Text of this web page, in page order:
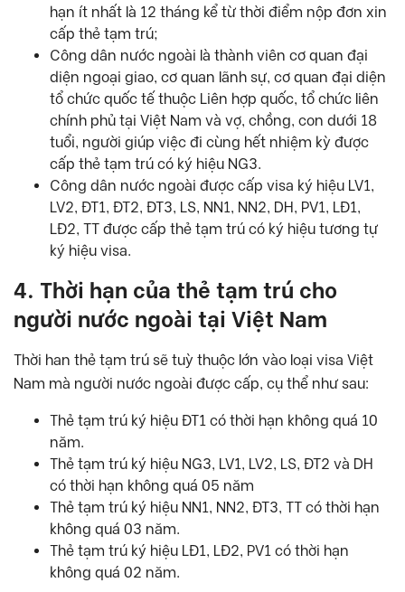
hạn ít nhất là 12 tháng kể từ thời điểm nộp đơn xin
cấp thẻ tạm trú;
Công dân nước ngoài là thành viên cơ quan đại
diện ngoại giao, cơ quan lãnh sự, cơ quan đại diện
tổ chức quốc tế thuộc Liên hợp quốc, tổ chức liên
chính phủ tại Việt Nam và vợ, chồng, con dưới 18
tuổi, người giúp việc đi cùng hết nhiệm kỳ được
cấp thẻ tạm trú có ký hiệu NG3.
Công dân nước ngoài được cấp visa ký hiệu LV1,
LV2, ĐT1, ĐT2, ĐT3, LS, NN1, NN2, DH, PV1, LĐ1,
LĐ2, TT được cấp thẻ tạm trú có ký hiệu tương tự
ký hiệu visa.
4. Thời hạn của thẻ tạm trú cho
người nước ngoài tại Việt Nam
Thời han thẻ tạm trú sẽ tuỳ thuộc lớn vào loại visa Việt
Nam mà người nước ngoài được cấp, cụ thể như sau:
Thẻ tạm trú ký hiệu ĐT1 có thời hạn không quá 10
năm.
Thẻ tạm trú ký hiệu NG3, LV1, LV2, LS, ĐT2 và DH
có thời hạn không quá 05 năm
Thẻ tạm trú ký hiệu NN1, NN2, ĐT3, TT có thời hạn
không quá 03 năm.
Thẻ tạm trú ký hiệu LĐ1, LĐ2, PV1 có thời hạn
không quá 02 năm.